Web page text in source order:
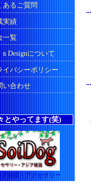
あるご質問
実績
一覧
ｓDesignについて
イバシーポリシー
い合わせ
とやってます(笑)
ア雑貨・アクセサリー